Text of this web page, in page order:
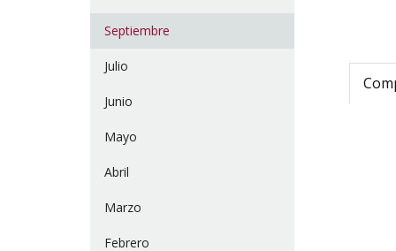
Septiembre
Julio
Junio
Mayo
Abril
Marzo
Febrero